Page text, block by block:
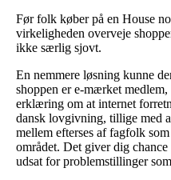
Før folk køber på en House
virkeligheden overveje
ikke særlig sjovt.
En nemmere løsning kunne
shoppen er e-mærket
erklæring om at internet
dansk lovgivning, tillige med
mellem efterses af fagfolk
området. Det giver dig
udsat for problemstillinger